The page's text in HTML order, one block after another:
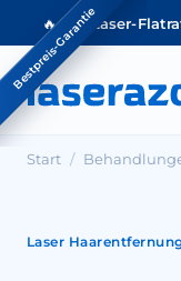
🔥VIP Laser-
Start /
Laser
Bestpreis-Garantie